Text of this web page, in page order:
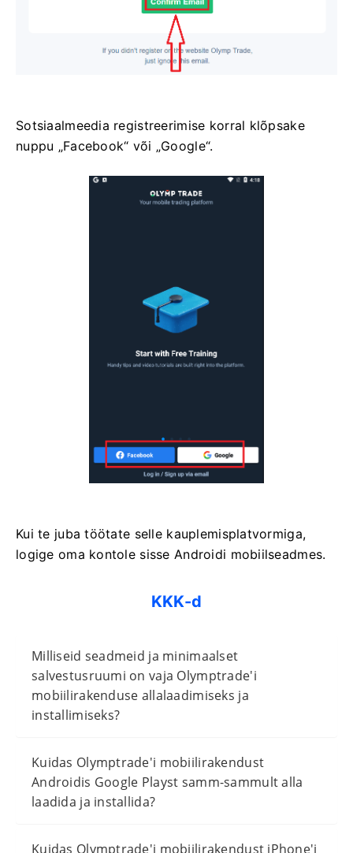
Sotsiaalmeedia registreerimise korral klõpsake
nuppu „Facebook“ või „Google“.
Kui te juba töötate selle kauplemisplatvormiga,
logige oma kontole sisse Androidi mobiilseadmes.
KKK-d
Milliseid seadmeid ja minimaalset
salvestusruumi on vaja Olymptrade'i
mobiilirakenduse allalaadimiseks ja
installimiseks?
Kuidas Olymptrade'i mobiilirakendust
Androidis Google Playst samm-sammult alla
laadida ja installida?
Kuidas Olymptrade'i mobiilirakendust iPhone'i